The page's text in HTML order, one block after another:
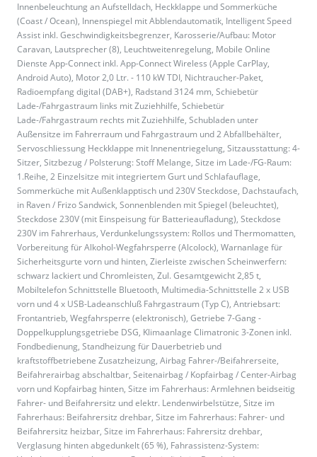
Innenbeleuchtung an Aufstelldach, Heckklappe und Sommerküche
(Coast / Ocean), Innenspiegel mit Abblendautomatik, Intelligent Speed
Assist inkl. Geschwindigkeitsbegrenzer, Karosserie/Aufbau: Motor
Caravan, Lautsprecher (8), Leuchtweitenregelung, Mobile Online
Dienste App-Connect inkl. App-Connect Wireless (Apple CarPlay,
Android Auto), Motor 2,0 Ltr. - 110 kW TDI, Nichtraucher-Paket,
Radioempfang digital (DAB+), Radstand 3124 mm, Schiebetür
Lade-/Fahrgastraum links mit Zuziehhilfe, Schiebetür
Lade-/Fahrgastraum rechts mit Zuziehhilfe, Schubladen unter
Außensitze im Fahrerraum und Fahrgastraum und 2 Abfallbehälter,
Servoschliessung Heckklappe mit Innenentriegelung, Sitzausstattung: 4-
Sitzer, Sitzbezug / Polsterung: Stoff Melange, Sitze im Lade-/FG-Raum:
1.Reihe, 2 Einzelsitze mit integriertem Gurt und Schlafauflage,
Sommerküche mit Außenklapptisch und 230V Steckdose, Dachstaufach,
in Raven / Frizo Sandwick, Sonnenblenden mit Spiegel (beleuchtet),
Steckdose 230V (mit Einspeisung für Batterieaufladung), Steckdose
230V im Fahrerhaus, Verdunkelungssystem: Rollos und Thermomatten,
Vorbereitung für Alkohol-Wegfahrsperre (Alcolock), Warnanlage für
Sicherheitsgurte vorn und hinten, Zierleiste zwischen Scheinwerfern:
schwarz lackiert und Chromleisten, Zul. Gesamtgewicht 2,85 t,
Mobiltelefon Schnittstelle Bluetooth, Multimedia-Schnittstelle 2 x USB
vorn und 4 x USB-Ladeanschluß Fahrgastraum (Typ C), Antriebsart:
Frontantrieb, Wegfahrsperre (elektronisch), Getriebe 7-Gang -
Doppelkupplungsgetriebe DSG, Klimaanlage Climatronic 3-Zonen inkl.
Fondbedienung, Standheizung für Dauerbetrieb und
kraftstoffbetriebene Zusatzheizung, Airbag Fahrer-/Beifahrerseite,
Beifahrerairbag abschaltbar, Seitenairbag / Kopfairbag / Center-Airbag
vorn und Kopfairbag hinten, Sitze im Fahrerhaus: Armlehnen beidseitig
Fahrer- und Beifahrersitz und elektr. Lendenwirbelstütze, Sitze im
Fahrerhaus: Beifahrersitz drehbar, Sitze im Fahrerhaus: Fahrer- und
Beifahrersitz heizbar, Sitze im Fahrerhaus: Fahrersitz drehbar,
Verglasung hinten abgedunkelt (65 %), Fahrassistenz-System: